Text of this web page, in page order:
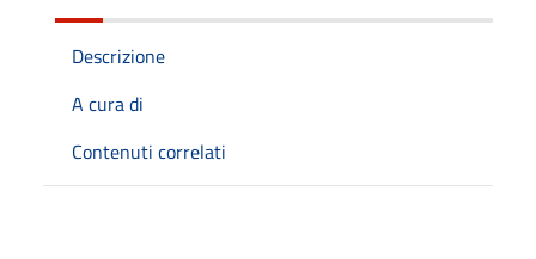
Descrizione
A cura di
Contenuti correlati